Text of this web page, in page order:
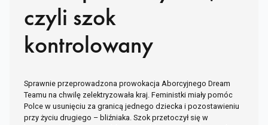
czyli szok
kontrolowany
Sprawnie przeprowadzona prowokacja Aborcyjnego Dream
Teamu na chwilę zelektryzowała kraj. Feministki miały pomóc
Polce w usunięciu za granicą jednego dziecka i pozostawieniu
przy życiu drugiego – bliźniaka. Szok przetoczył się w